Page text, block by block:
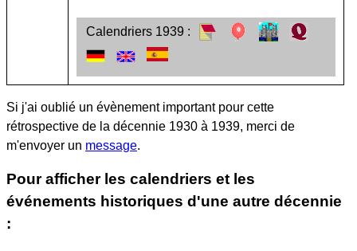
Calendriers 1939 :
Si j'ai oublié un évènement important pour cette
rétrospective de la décennie 1930 à 1939, merci de
m'envoyer un message.
Pour afficher les calendriers et les
événements historiques d'une autre décennie
: